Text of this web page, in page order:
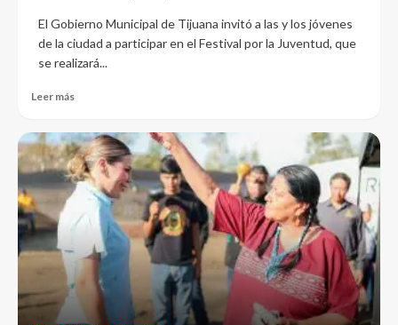
El Gobierno Municipal de Tijuana invitó a las y los jóvenes
de la ciudad a participar en el Festival por la Juventud, que
se realizará...
Leer más